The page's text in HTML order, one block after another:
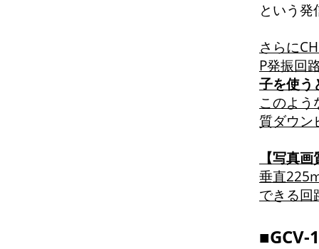
という発
さらに
P発振回
子を使う
このよう
質ダウン
【写真
垂直
できる回
■GCV-